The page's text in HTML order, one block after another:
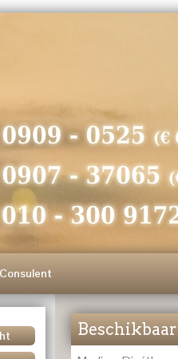
Beschikbaar